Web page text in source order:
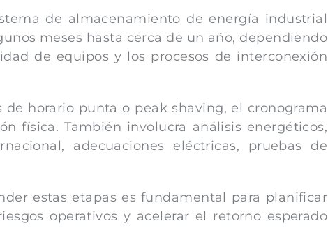
de almacenamiento de energía industrial
meses hasta cerca de un año, dependiendo
de equipos y los procesos de interconexión
de horario punta o peak shaving, el cronograma
física. También involucra análisis energéticos,
adecuaciones eléctricas, pruebas de
estas etapas es fundamental para planificar
operativos y acelerar el retorno esperado